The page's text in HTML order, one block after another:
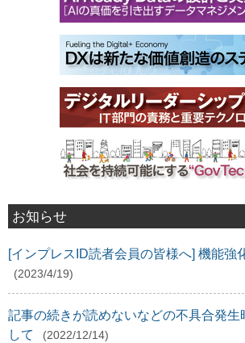
お知らせ
[インプレスID読者会員の皆様へ] 機能強
(2023/4/19)
記事の続きが読めないなどの不具合発生
して
(2022/12/14)